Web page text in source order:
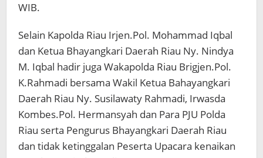
WIB.
Selain Kapolda Riau Irjen.Pol. Mohammad Iqbal
dan Ketua Bhayangkari Daerah Riau Ny. Nindya
M. Iqbal hadir juga Wakapolda Riau Brigjen.Pol.
K.Rahmadi bersama Wakil Ketua Bahayangkari
Daerah Riau Ny. Susilawaty Rahmadi, Irwasda
Kombes.Pol. Hermansyah dan Para PJU Polda
Riau serta Pengurus Bhayangkari Daerah Riau
dan tidak ketinggalan Peserta Upacara kenaikan